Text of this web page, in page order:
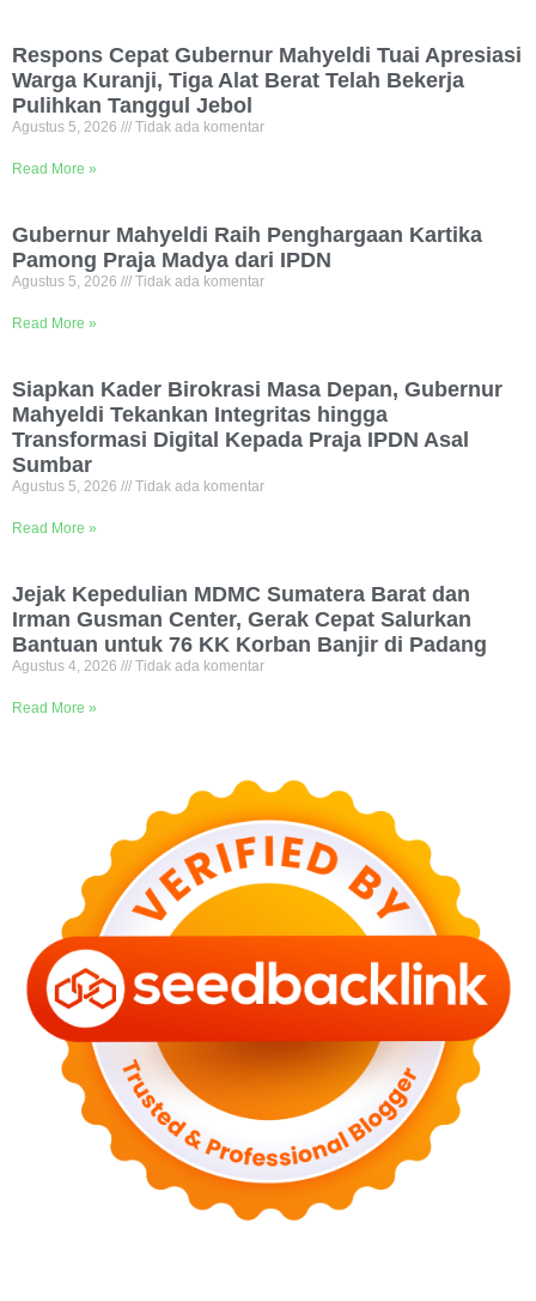
Respons Cepat Gubernur Mahyeldi Tuai Apresiasi
Warga Kuranji, Tiga Alat Berat Telah Bekerja
Pulihkan Tanggul Jebol
Agustus 5, 2026 Tidak ada komentar
Read More »
Gubernur Mahyeldi Raih Penghargaan Kartika
Pamong Praja Madya dari IPDN
Agustus 5, 2026 Tidak ada komentar
Read More »
Siapkan Kader Birokrasi Masa Depan, Gubernur
Mahyeldi Tekankan Integritas hingga
Transformasi Digital Kepada Praja IPDN Asal
Sumbar
Agustus 5, 2026 Tidak ada komentar
Read More »
Jejak Kepedulian MDMC Sumatera Barat dan
Irman Gusman Center, Gerak Cepat Salurkan
Bantuan untuk 76 KK Korban Banjir di Padang
Agustus 4, 2026 Tidak ada komentar
Read More »